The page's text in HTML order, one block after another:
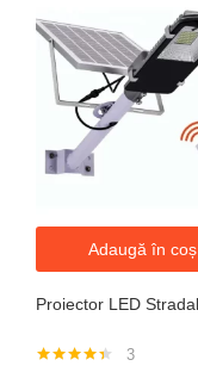
Adaugă în coș
3